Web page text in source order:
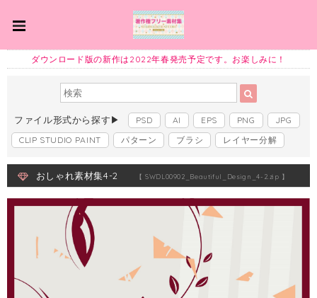
ダウンロード版の新作は2022年春発売予定です。お楽しみに！
ファイル形式から探す▶ PSD AI EPS PNG
JPG
CLIP STUDIO PAINT
パターン ブラシ レイヤー分解
おしゃれ素材集4-2 【 SWDL00902_Beautiful_Design_4-2.zip 】